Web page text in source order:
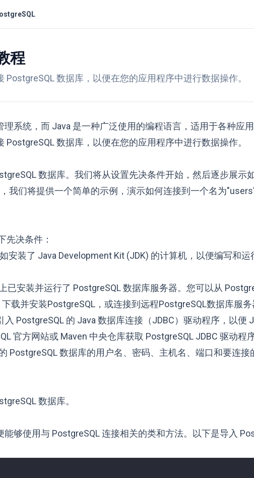
程
数据库，以便在您的应用程序中进行数据操作。
系统，而 Java 是一种广泛使用的编程语言，适用于各种应
数据库，以便在您的应用程序中进行数据操作。
数据库。我们将从设置先决条件开始，然后逐步展示
我们将提供一个简单的示例，演示如何连接到一个名为
先决条件：
安装了 Java Development Kit (JDK) 的计算机，以便编写和运
已安装并运行了 PostgreSQL 数据库服务器。您可以从
下载并安装PostgreSQL，或连接到远程PostgreSQL数据库服
入 PostgreSQL 的 Java 数据库连接（JDBC）驱动程序，以便
官方网站或 Maven 中央仓库获取 PostgreSQL JDBC 驱动程
PostgreSQL 数据库的用户名、密码、主机名、端口和要连接
数据库。
够使用与 PostgreSQL 连接相关的类和方法。以下是导入